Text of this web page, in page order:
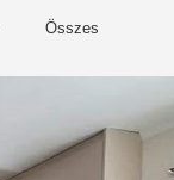
Összes